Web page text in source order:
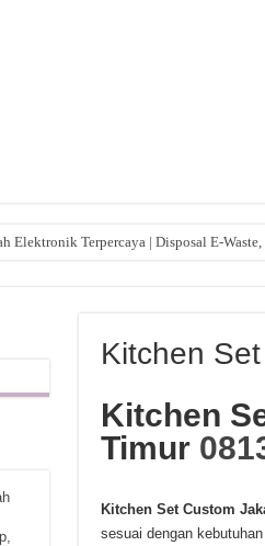
Elektronik Terpercaya | Disposal E-
Kitchen
Kitchen
Timur
Kitchen Set Custom
sesuai dengan